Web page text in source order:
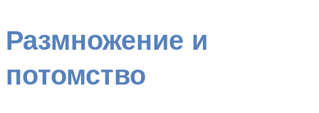
Размножение и
потомство